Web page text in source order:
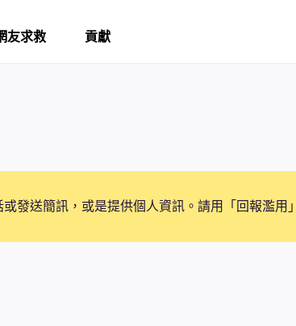
友求救 貢獻
發送簡訊，或是提供個人資訊。請用「回報濫用